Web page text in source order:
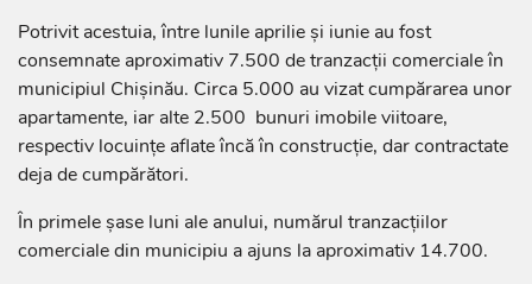
Potrivit acestuia, între lunile aprilie și iunie au fost
consemnate aproximativ 7.500 de tranzacții comerciale în
municipiul Chișinău. Circa 5.000 au vizat cumpărarea unor
apartamente, iar alte 2.500 bunuri imobile viitoare,
respectiv locuințe aflate încă în construcție, dar contractate
deja de cumpărători.
În primele șase luni ale anului, numărul tranzacțiilor
comerciale din municipiu a ajuns la aproximativ 14.700.